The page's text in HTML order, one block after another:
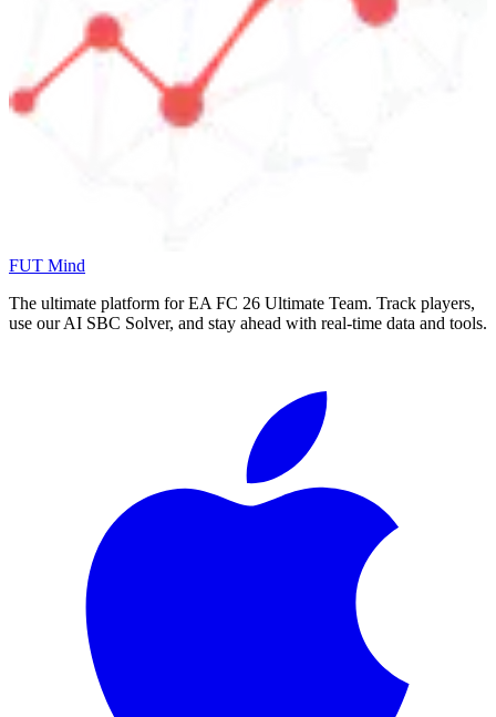
FUT Mind
The ultimate platform for EA FC 26 Ultimate Team. Track players,
use our AI SBC Solver, and stay ahead with real-time data and tools.